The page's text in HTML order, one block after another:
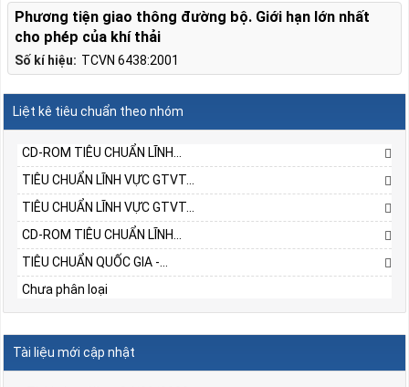
Số kí hiệu: TCVN 6438:2001
Phương tiện giao thông đường bộ. Giới hạn lớn nhất
cho phép của khí thải
Liệt kê tiêu chuẩn theo nhóm
CD-ROM TIÊU CHUẨN LĨNH...
TIÊU CHUẨN LĨNH VỰC GTVT...
TIÊU CHUẨN LĨNH VỰC GTVT...
CD-ROM TIÊU CHUẨN LĨNH...
TIÊU CHUẨN QUỐC GIA -...
Chưa phân loại
Tài liệu mới cập nhật
TCVN 6567:2006
Phương tiện giao thông đường bộ. Động cơ cháy do nén,
động cơ cháy cưỡng bức sử dụng khí dầu mỏ hoá lỏng và
động cơ sử dụng khí thiên nhiên lắp trên ô tô. Yêu cầu và
phương pháp thử khí thải ô nhiễm trong phê duyệt kiểu